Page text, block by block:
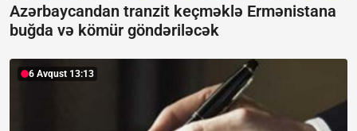
Azərbaycandan tranzit keçməklə Ermənistana
buğda və kömür göndəriləcək
6 Avqust 13:13